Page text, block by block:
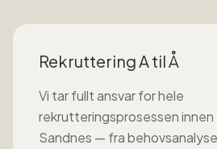
Rekruttering A til Å
Vi tar fullt ansvar for hele
rekrutteringsprosessen innen
Sandnes — fra